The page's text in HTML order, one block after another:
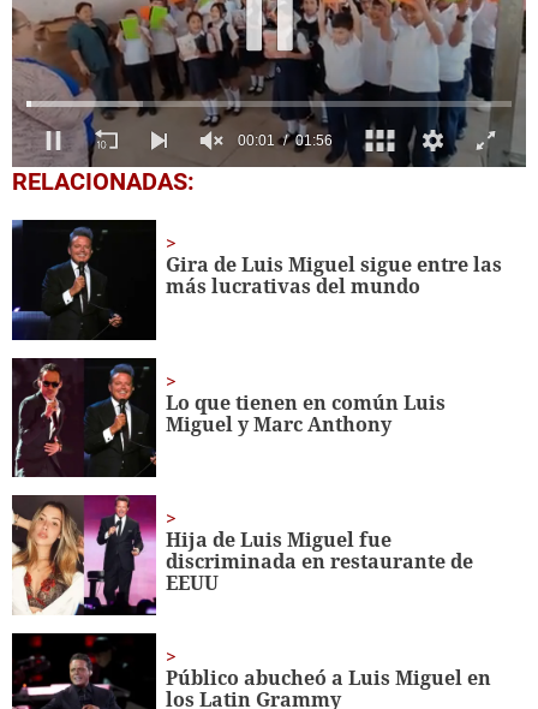
0
seconds
1
minute,
seconds
RELACIONADAS:
Gira de Luis Miguel sigue entre las
más lucrativas del mundo
Lo que tienen en común Luis
Miguel y Marc Anthony
Hija de Luis Miguel fue
discriminada en restaurante de
EEUU
Público abucheó a Luis Miguel en
los Latin Grammy